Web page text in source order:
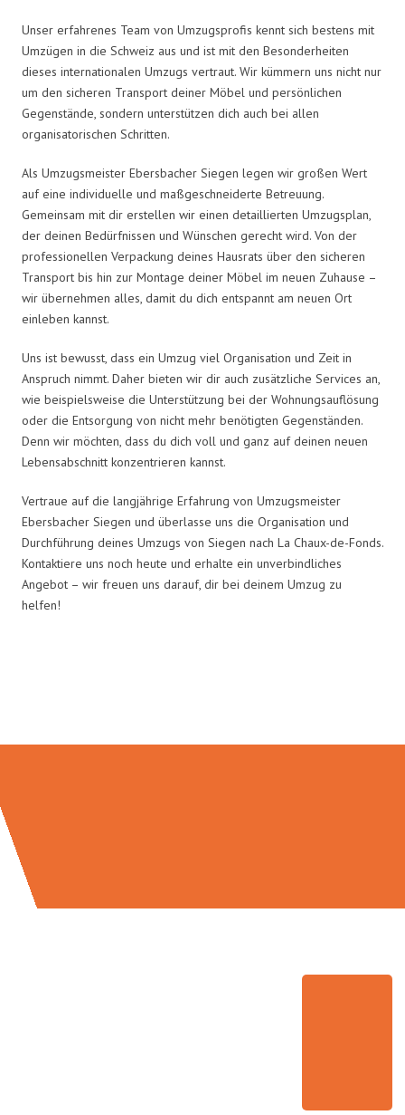
Unser erfahrenes Team von Umzugsprofis kennt sich bestens mit
Umzügen in die Schweiz aus und ist mit den Besonderheiten
dieses internationalen Umzugs vertraut. Wir kümmern uns nicht nur
um den sicheren Transport deiner Möbel und persönlichen
Gegenstände, sondern unterstützen dich auch bei allen
organisatorischen Schritten.
Als Umzugsmeister Ebersbacher Siegen legen wir großen Wert
auf eine individuelle und maßgeschneiderte Betreuung.
Gemeinsam mit dir erstellen wir einen detaillierten Umzugsplan,
der deinen Bedürfnissen und Wünschen gerecht wird. Von der
professionellen Verpackung deines Hausrats über den sicheren
Transport bis hin zur Montage deiner Möbel im neuen Zuhause –
wir übernehmen alles, damit du dich entspannt am neuen Ort
einleben kannst.
Uns ist bewusst, dass ein Umzug viel Organisation und Zeit in
Anspruch nimmt. Daher bieten wir dir auch zusätzliche Services an,
wie beispielsweise die Unterstützung bei der Wohnungsauflösung
oder die Entsorgung von nicht mehr benötigten Gegenständen.
Denn wir möchten, dass du dich voll und ganz auf deinen neuen
Lebensabschnitt konzentrieren kannst.
Vertraue auf die langjährige Erfahrung von Umzugsmeister
Ebersbacher Siegen und überlasse uns die Organisation und
Durchführung deines Umzugs von Siegen nach La Chaux-de-Fonds.
Kontaktiere uns noch heute und erhalte ein unverbindliches
Angebot – wir freuen uns darauf, dir bei deinem Umzug zu
helfen!